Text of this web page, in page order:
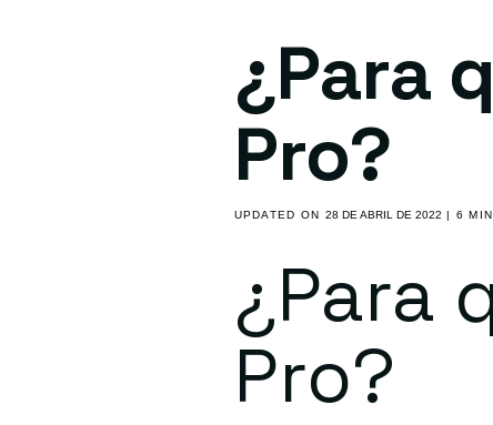
¿Para
Pro?
UPDATED ON 28 DE ABRIL DE 2022 | 6
¿Para
Pro?